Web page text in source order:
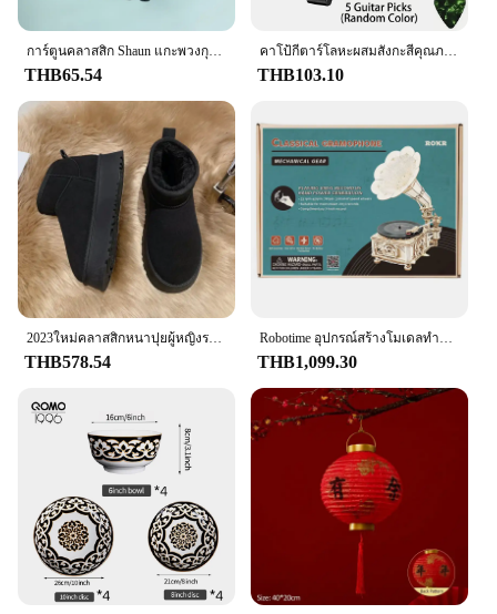
การ์ตูนคลาสสิก Shaun แกะพวงกุญแจแกะและสัตว์เพื่อนตุ๊กตาพวงกุญแจกระเป๋า Charms พวงกุญแจรถคริสต์มาสของขวัญ
THB65.54
คาโป้กีตาร์โลหะผสมสังกะสีคุณภาพสูงที่มีแผ่นดีดเซลลูโลส5แผ่น (สีแบบสุ่ม)-เหมาะกับอะคูสติกไฟฟ้าคลาสสิกและอูคูเลเล่
THB103.10
2023ใหม่คลาสสิกหนาปุยผู้หญิงรองเท้าบู๊ตหิมะสบายข้อเท้ารองเท้าบูทผู้หญิงฤดูหนาวสุภาพสตรีรองเท้าChunky Botas Mujer
THB578.54
Robotime อุปกรณ์สร้างโมเดลทำจากไม้424ชิ้น, เครื่องเล่นแผ่นเสียงแบบคลาสสิกพร้อม1:1ดนตรีเป็นของขวัญสำหรับเด็กผู้ใหญ่ LKB01การตกแต่งบ้าน
THB1,099.30